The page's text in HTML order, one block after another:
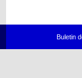
Buletin